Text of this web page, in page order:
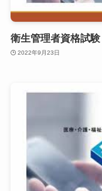
衛生管理者資格試
2022年9月23日